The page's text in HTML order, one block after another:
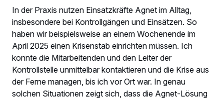
In der Praxis nutzen Einsatzkräfte Agnet im Alltag,
insbesondere bei Kontrollgängen und Einsätzen. So
haben wir beispielsweise an einem Wochenende im
April 2025 einen Krisenstab einrichten müssen. Ich
konnte die Mitarbeitenden und den Leiter der
Kontrollstelle unmittelbar kontaktieren und die Krise aus
der Ferne managen, bis ich vor Ort war. In genau
solchen Situationen zeigt sich, dass die Agnet-Lösung